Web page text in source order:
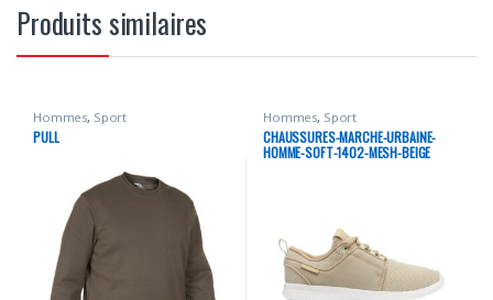
Produits similaires
Hommes, Sport
PULL
Hommes, Sport
CHAUSSURES-MARCHE-URBAINE-
HOMME-SOFT-1402-MESH-BEIGE